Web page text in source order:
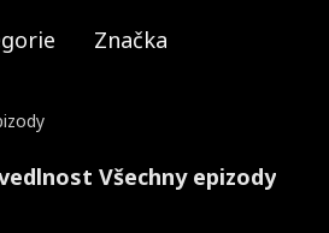
Značka
Všechny epizody